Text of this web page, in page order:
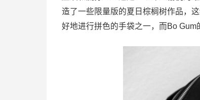
造了一些限量版的夏日棕榈树作品，
好地进行拼色的手袋之一，而Bo Gum